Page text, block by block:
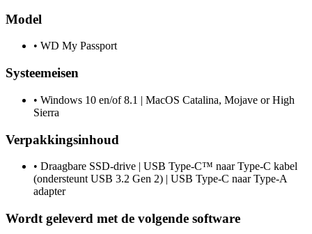
Model
• WD My Passport
Systeemeisen
• Windows 10 en/of 8.1 | MacOS Catalina, Mojave or High
Sierra
Verpakkingsinhoud
• Draagbare SSD-drive | USB Type-C™ naar Type-C kabel
(ondersteunt USB 3.2 Gen 2) | USB Type-C naar Type-A
adapter
Wordt geleverd met de volgende software